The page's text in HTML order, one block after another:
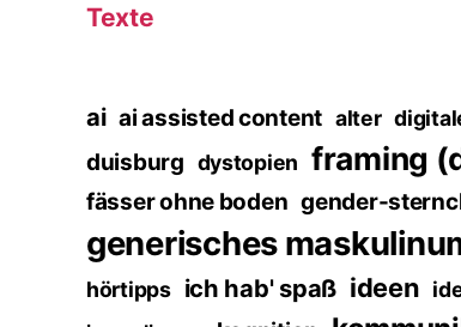
Texte
ai ai assisted content alter
duisburg dystopien framing
fässer ohne boden gender-
generisches
hörtipps ich hab' spaß ideen